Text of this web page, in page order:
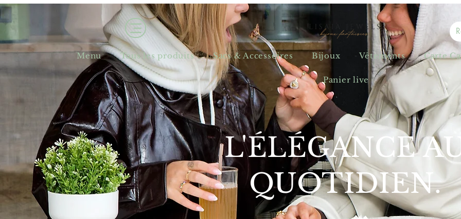
Menu Tous les produits Sacs & Accessoires Bijoux Vêtements Carte
Panier live
L'ÉLÉGANCE
QUOTIDIEN.